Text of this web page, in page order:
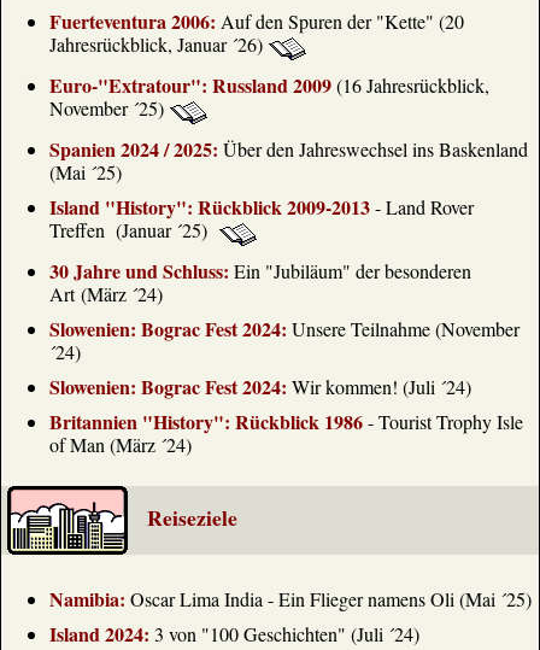
Fuerteventura 2006: Auf den Spuren der "Kette" (20
Jahresrückblick, Januar ´26)
Euro-"Extratour": Russland 2009(16 Jahresrückblick,
November ´25)
Spanien 2024 / 2025: Über den Jahreswechsel ins Baskenland
(Mai ´25)
Island "History": Rückblick 2009-2013- Land Rover
Treffen (Januar ´25)
30 Jahre und Schluss: Ein "Jubiläum" der besonderen
Art (März ´24)
Slowenien: Bograc Fest 2024: Unsere Teilnahme (November
´24)
Slowenien: Bograc Fest 2024: Wir kommen! (Juli ´24)
Britannien "History": Rückblick 1986- Tourist Trophy Isle
of Man (März ´24)
Reiseziele
Namibia: Oscar Lima India - Ein Flieger namens Oli (Mai ´25)
Island 2024: 3 von "100 Geschichten" (Juli ´24)